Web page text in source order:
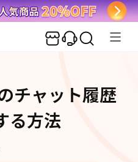
チャット履歴
る方法